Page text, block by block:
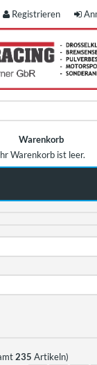
Registrieren
Warenkorb
Warenkorb ist leer.
235 Artikeln)